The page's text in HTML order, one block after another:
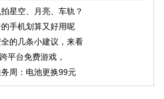
星空、月亮、车轨？
手机划算又好用呢
的几条小建议，来看
平台免费游戏，
周：电池更换99元